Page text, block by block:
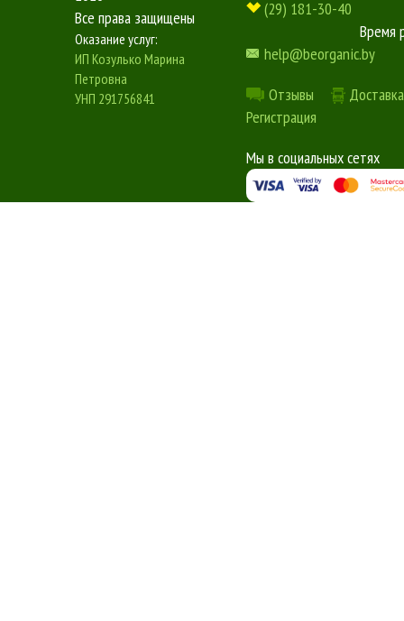
Все права защищены
Оказание услуг:
ИП Козулько Марина
Петровна
УНП 291756841
(29) 181-30-40
Время
help@beorganic.by
Отзывы
Регистрация
Мы в социальных сетях